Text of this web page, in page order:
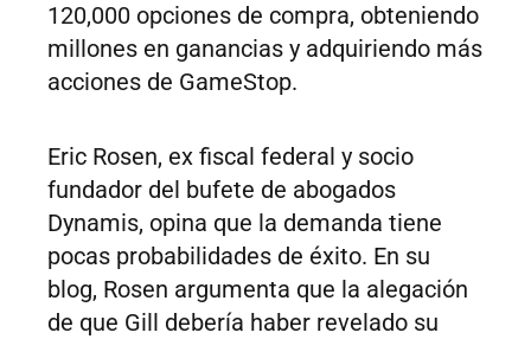
120,000 opciones de compra, obteniendo
millones en ganancias y adquiriendo más
acciones de GameStop.
Eric Rosen, ex fiscal federal y socio
fundador del bufete de abogados
Dynamis, opina que la demanda tiene
pocas probabilidades de éxito. En su
blog, Rosen argumenta que la alegación
de que Gill debería haber revelado su